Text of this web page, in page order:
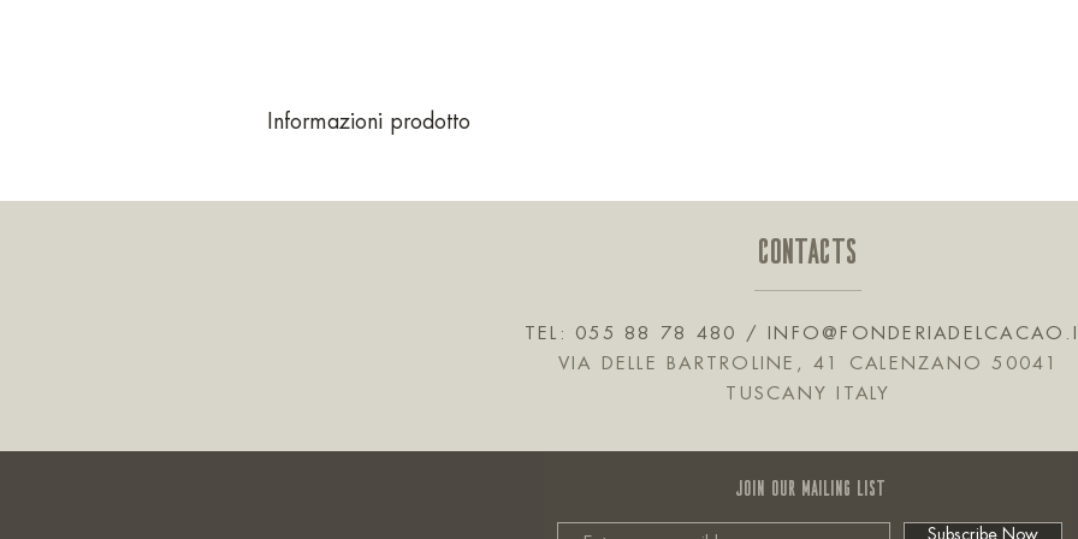
Informazioni prodotto
CONTACTS
TEL: 055 88 78 480 /
VIA DELLE BARTROLINE, 41 CALENZANO 50041
TUSCANY ITALY
JOIN OUR MAILING LIST
Subscribe Now